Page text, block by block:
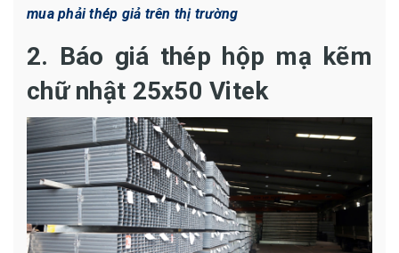
mua phải thép giả trên thị trường
2. Báo giá thép hộp mạ kẽm
chữ nhật 25x50 Vitek